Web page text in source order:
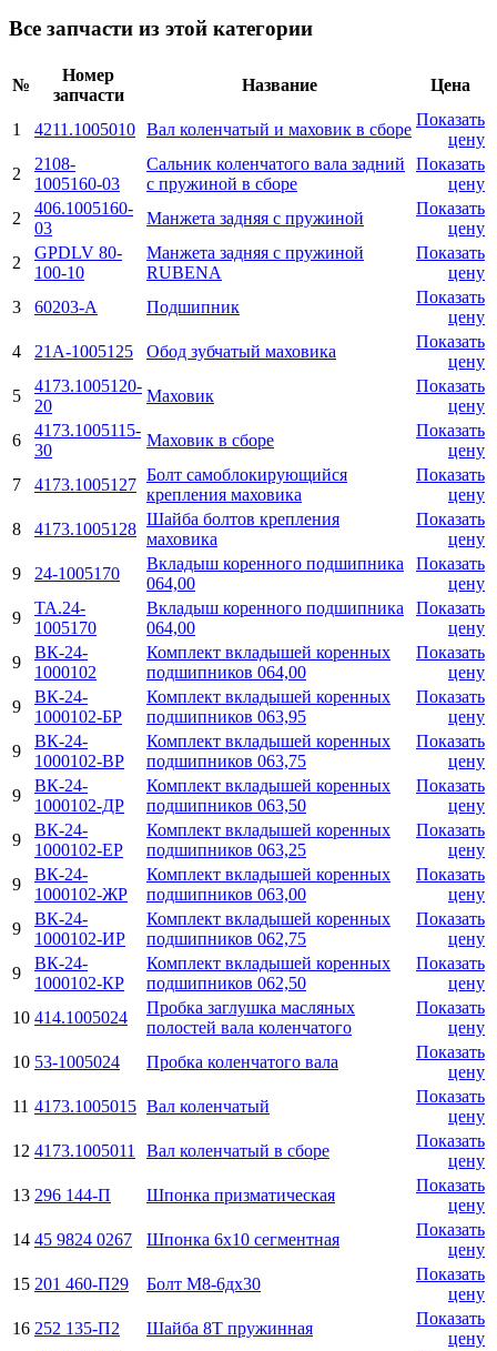
Все запчасти из этой категории
№
Номер
запчасти
Название Цена
1 4211.1005010 Вал коленчатый и маховик в сборе
Показать
цену
2
2108-
1005160-03
Сальник коленчатого вала задний
с пружиной в сборе
Показать
цену
2
406.1005160-
03
Манжета задняя с пружиной
Показать
цену
2
GPDLV 80-
100-10
Манжета задняя с пружиной
RUBENA
Показать
цену
3
60203-А Подшипник
Показать
цену
4
21А-1005125 Обод зубчатый маховика
Показать
цену
5
4173.1005120-
20
Маховик
Показать
цену
6
4173.1005115-
30
Маховик в сборе
Показать
цену
7
4173.1005127
Болт самоблокирующийся
крепления маховика
Показать
цену
8
4173.1005128
Шайба болтов крепления
маховика
Показать
цену
9
24-1005170
Вкладыш коренного подшипника
064,00
Показать
цену
9
ТА.24-
1005170
Вкладыш коренного подшипника
064,00
Показать
цену
9
ВК-24-
1000102
Комплект вкладышей коренных
подшипников 064,00
Показать
цену
9
ВК-24-
1000102-БР
Комплект вкладышей коренных
подшипников 063,95
Показать
цену
9
ВК-24-
1000102-ВР
Комплект вкладышей коренных
подшипников 063,75
Показать
цену
9
ВК-24-
1000102-ДР
Комплект вкладышей коренных
подшипников 063,50
Показать
цену
9
ВК-24-
1000102-ЕР
Комплект вкладышей коренных
подшипников 063,25
Показать
цену
9
ВК-24-
1000102-ЖР
Комплект вкладышей коренных
подшипников 063,00
Показать
цену
9
ВК-24-
1000102-ИР
Комплект вкладышей коренных
подшипников 062,75
Показать
цену
9
ВК-24-
1000102-КР
Комплект вкладышей коренных
подшипников 062,50
Показать
цену
10 414.1005024
Пробка заглушка масляных
полостей вала коленчатого
Показать
цену
10 53-1005024 Пробка коленчатого вала
Показать
цену
11 4173.1005015 Вал коленчатый
Показать
цену
12 4173.1005011 Вал коленчатый в сборе
Показать
цену
13 296 144-П Шпонка призматическая
Показать
цену
14 45 9824 0267 Шпонка 6х10 сегментная
Показать
цену
15 201 460-П29 Болт М8-6дх30
Показать
цену
16 252 135-П2 Шайба 8Т пружинная
Показать
цену